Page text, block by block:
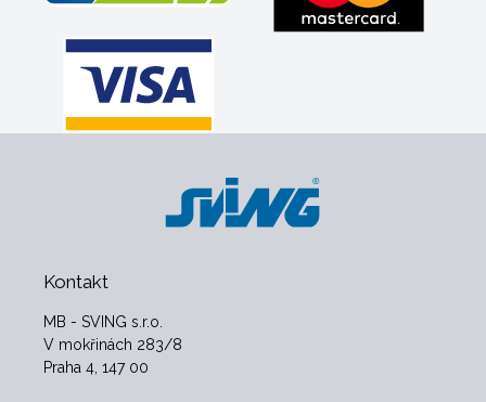
Kontakt
MB - SVING s.r.o.
V mokřinách 283/8
Praha 4, 147 00